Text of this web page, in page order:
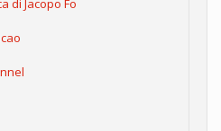
di Jacopo Fo